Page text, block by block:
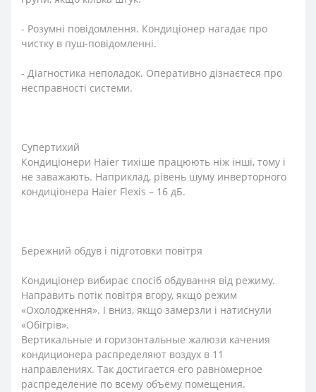
- Розумні повідомлення. Кондиціонер нагадає про
чистку в пуш-повідомленні.
- Діагностика неполадок. Оперативно дізнаєтеся про
несправності системи.
Супертихий
Кондиціонери Haier тихіше працюють ніж інші, тому і
не заважають. Наприклад, рівень шуму инверторного
кондиціонера Haier Flexis – 16 дБ.
Бережний обдув і підготовки повітря
Кондиціонер вибирає спосіб обдування від режиму.
Направить потік повітря вгору, якщо режим
«Охолодження». І вниз, якщо замерзли і натиснули
«Обігрів».
Вертикальные и горизонтальные жалюзи качения
кондиционера распределяют воздух в 11
направлениях. Так достигается его равномерное
распределение по всему объёму помещения.